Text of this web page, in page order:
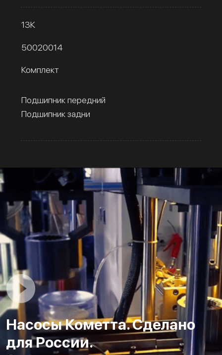
13К
50020014
Комплект
Подшипник передний
Подшипник задни
Насосы Кометта. Сделано
для России.